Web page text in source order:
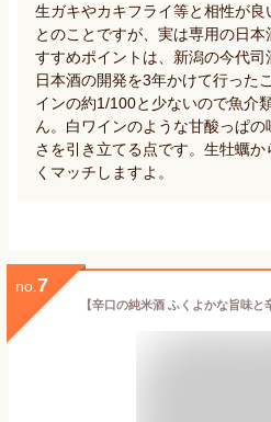
生ガキやカキフライ等と相性が
とのことですが、実は専用の日
すすめポイントは、新潟の今代
日本酒の開発を3年かけて行った
インの約1/100と少ないので魚介
ん。白ワインのような甘酸っぱ
さを引き立てる点です。生牡蠣
くマッチしますよ。
no. 7